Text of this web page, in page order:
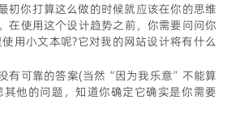
初你打算这么做的时候就应该在你的思维
在使用这个设计趋势之前，你需要问问你
用小文本呢?它对我的网站设计将有什么
有可靠的答案(当然“因为我乐意”不能算
他的问题，知道你确定它确实是你需要